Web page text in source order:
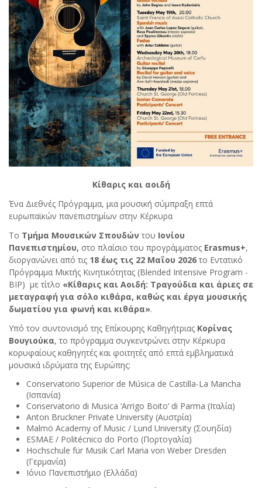
Κίθαρις και αοιδή
Ένα Διεθνές Πρόγραμμα, μια μουσική σύμπραξη επτά
ευρωπαϊκών πανεπιστημίων στην Κέρκυρα
Το Τμήμα Μουσικών Σπουδών του Ιονίου
Πανεπιστημίου, στο πλαίσιο του προγράμματος Erasmus+,
διοργανώνει από τις 18 έως τις 22 Μαΐου 2026 το Εντατικό
Πρόγραμμα Μικτής Κινητικότητας (Blended Intensive Program -
BIP) με τίτλο «Κίθαρις και Αοιδή: Τραγούδια και άριες σε
μεταγραφή για σόλο κιθάρα, καθώς και έργα μουσικής
δωματίου για φωνή και κιθάρα».
Υπό τον συντονισμό της Επίκουρης Καθηγήτριας Κορίνας
Βουγιούκα, το πρόγραμμα συγκεντρώνει στην Κέρκυρα
κορυφαίους καθηγητές και φοιτητές από επτά εμβληματικά
μουσικά ιδρύματα της Ευρώπης:
Conservatorio Superior de Música de Castilla-La Mancha
(Ισπανία)
Conservatorio di Musica ‘Arrigo Boito’ di Parma (Ιταλία)
Anton Bruckner Private University (Αυστρία)
Malmö Academy of Music / Lund University (Σουηδία)
ESMAE / Politécnico do Porto (Πορτογαλία)
Hochschule für Musik Carl Maria von Weber Dresden
(Γερμανία)
Ιόνιο Πανεπιστήμιο (Ελλάδα)